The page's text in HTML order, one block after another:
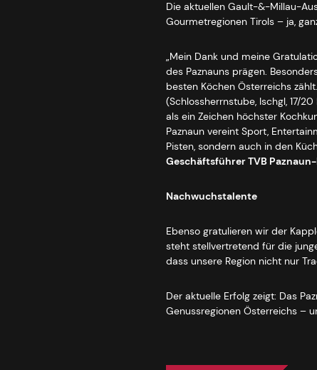
Die aktuellen Gault-&-Millau-
Gourmetregionen Tirols – ja,
„Mein Dank und meine
des Paznauns prägen.
besten Köchen Österreichs
(Schlossherrnstube, Ischgl, 17/
als ein Zeichen höchster
Paznaun vereint Sport,
Pisten, sondern auch in den
Geschäftsführer TVB
Nachwuchstalente
Ebenso gratulieren wir der
steht stellvertretend für die
dass unsere Region nicht nur
Der aktuelle Erfolg zeigt: Das
Genussregionen Österreichs –